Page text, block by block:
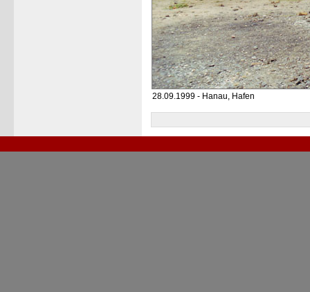
28.09.1999 - Hanau, Hafen